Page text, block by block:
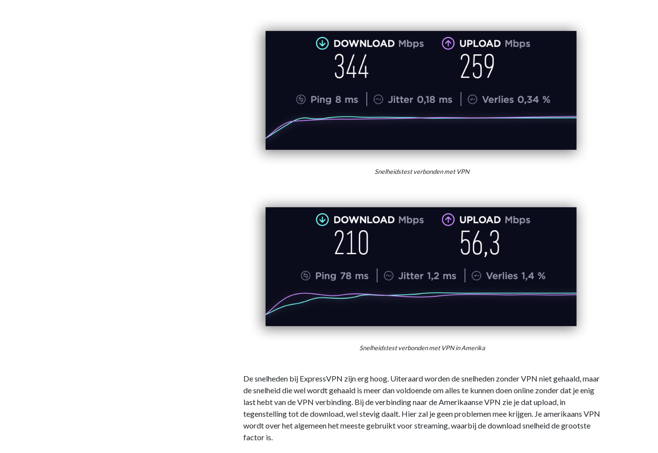
Snelheidstest verbonden met VPN
Snelheidstest verbonden met VPN in Amerika
De snelheden bij ExpressVPN zijn erg hoog. Uiteraard worden de snelheden zonder VPN niet gehaald, maar
de snelheid die wel wordt gehaald is meer dan voldoende om alles te kunnen doen online zonder dat je enig
last hebt van de VPN verbinding. Bij de verbinding naar de Amerikaanse VPN zie je dat upload, in
tegenstelling tot de download, wel stevig daalt. Hier zal je geen problemen mee krijgen. Je amerikaans VPN
wordt over het algemeen het meeste gebruikt voor streaming, waarbij de download snelheid de grootste
factor is.